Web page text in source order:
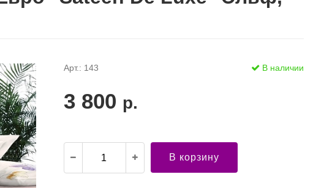
Арт.: 143 В наличии
3 800 р.
В корзину